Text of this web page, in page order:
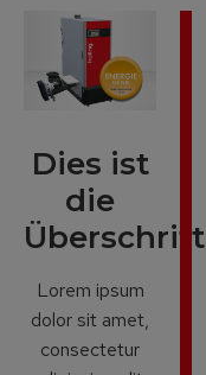
Dies ist
die
Überschrift
Lorem ipsum
dolor sit amet,
consectetur